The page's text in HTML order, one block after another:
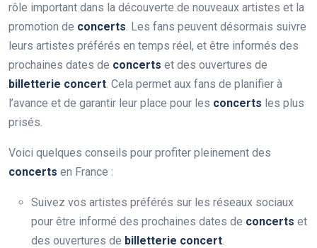
rôle important dans la découverte de nouveaux artistes et la
promotion de concerts. Les fans peuvent désormais suivre
leurs artistes préférés en temps réel, et être informés des
prochaines dates de concerts et des ouvertures de
billetterie concert. Cela permet aux fans de planifier à
l’avance et de garantir leur place pour les concerts les plus
prisés.
Voici quelques conseils pour profiter pleinement des
concerts en France :
Suivez vos artistes préférés sur les réseaux sociaux
pour être informé des prochaines dates de concerts et
des ouvertures de billetterie concert.